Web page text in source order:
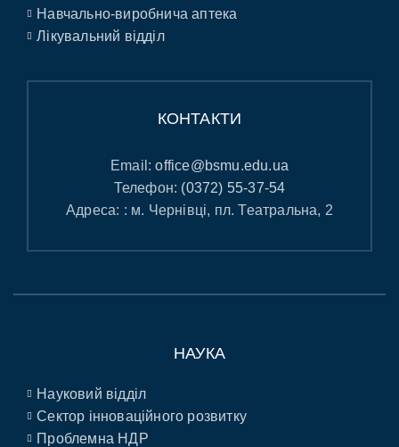
Навчально-виробнича аптека
Лікувальний відділ
КОНТАКТИ
Email:office@bsmu.edu.ua
Телефон: (0372) 55-37-54
Адреса: : м. Чернівці, пл. Театральна, 2
НАУКА
Науковий відділ
Сектор інноваційного розвитку
Проблемна НДР